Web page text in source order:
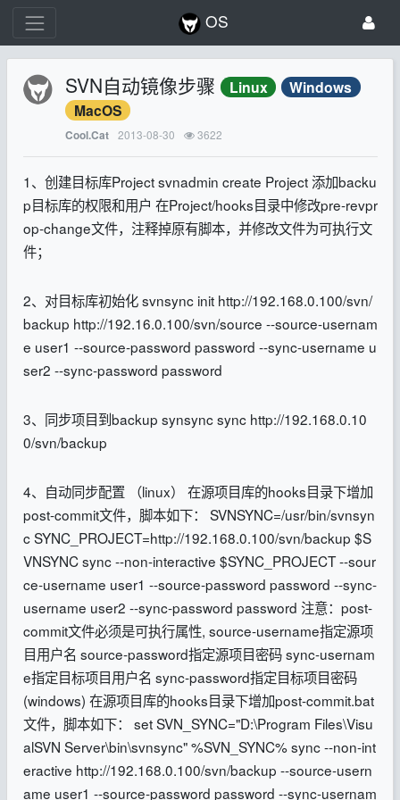
OS
SVN自动镜像步骤 Linux
Windows
MacOS
Cool.Cat 2013-08-30 3622
1、创建目标库Project svnadmin create Project 添加backu
p目标库的权限和用户 在Project/hooks目录中修改pre-revpr
op-change文件，注释掉原有脚本，并修改文件为可执行文
件；
2、对目标库初始化 svnsync init http://192.168.0.100/svn/
backup http://192.16.0.100/svn/source --source-usernam
e user1 --source-password password --sync-username u
ser2 --sync-password password
3、同步项目到backup synsync sync http://192.168.0.10
0/svn/backup
4、自动同步配置 （linux） 在源项目库的hooks目录下增加
post-commit文件，脚本如下： SVNSYNC=/usr/bin/svnsyn
c SYNC_PROJECT=http://192.168.0.100/svn/backup $S
VNSYNC sync --non-interactive $SYNC_PROJECT --sour
ce-username user1 --source-password password --sync-
username user2 --sync-password password 注意：post-
commit文件必须是可执行属性, source-username指定源项
目用户名 source-password指定源项目密码 sync-usernam
e指定目标项目用户名 sync-password指定目标项目密码
(windows) 在源项目库的hooks目录下增加post-commit.bat
文件，脚本如下： set SVN_SYNC="D:\Program Files\Visu
alSVN Server\bin\svnsync" %SVN_SYNC% sync --non-int
eractive http://192.168.0.100/svn/backup --source-usern
ame user1 --source-password password --sync-usernam